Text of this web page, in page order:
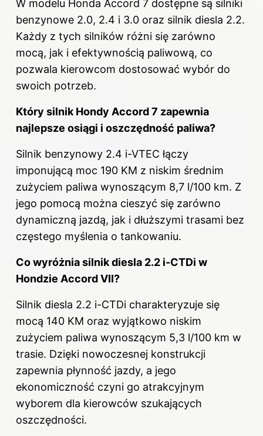
W modelu Honda Accord 7 dostępne są silniki
benzynowe 2.0, 2.4 i 3.0 oraz silnik diesla 2.2.
Każdy z tych silników różni się zarówno
mocą, jak i efektywnością paliwową, co
pozwala kierowcom dostosować wybór do
swoich potrzeb.
Który silnik Hondy Accord 7 zapewnia
najlepsze osiągi i oszczędność paliwa?
Silnik benzynowy 2.4 i-VTEC łączy
imponującą moc 190 KM z niskim średnim
zużyciem paliwa wynoszącym 8,7 l/100 km. Z
jego pomocą można cieszyć się zarówno
dynamiczną jazdą, jak i dłuższymi trasami bez
częstego myślenia o tankowaniu.
Co wyróżnia silnik diesla 2.2 i-CTDi w
Hondzie Accord VII?
Silnik diesla 2.2 i-CTDi charakteryzuje się
mocą 140 KM oraz wyjątkowo niskim
zużyciem paliwa wynoszącym 5,3 l/100 km w
trasie. Dzięki nowoczesnej konstrukcji
zapewnia płynność jazdy, a jego
ekonomiczność czyni go atrakcyjnym
wyborem dla kierowców szukających
oszczędności.